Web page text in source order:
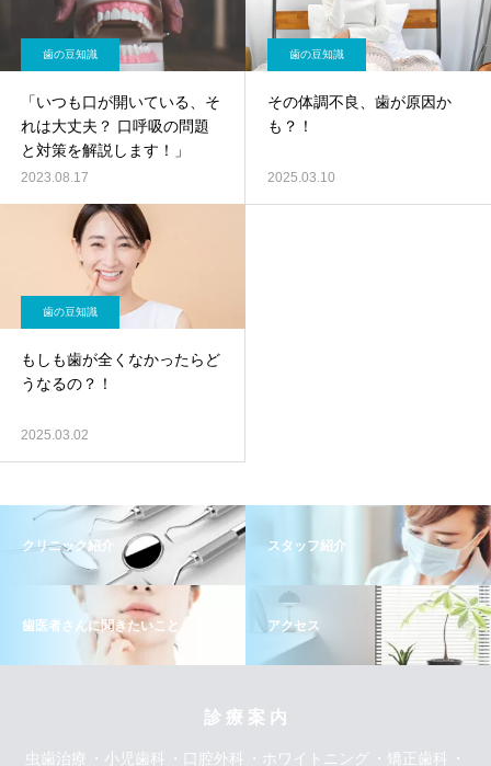
歯の豆知識
「いつも口が開いている、そ
れは大丈夫？ 口呼吸の問題
と対策を解説します！」
2023.08.17
歯の豆知識
その体調不良、歯が原因か
も？！
2025.03.10
歯の豆知識
もしも歯が全くなかったらど
うなるの？！
2025.03.02
クリニック紹介 スタッフ紹介
歯医者さんに聞きたいこと アクセス
診 療 案 内
虫歯治療 小児歯科 口腔外科 ホワイトニング
矯正歯科